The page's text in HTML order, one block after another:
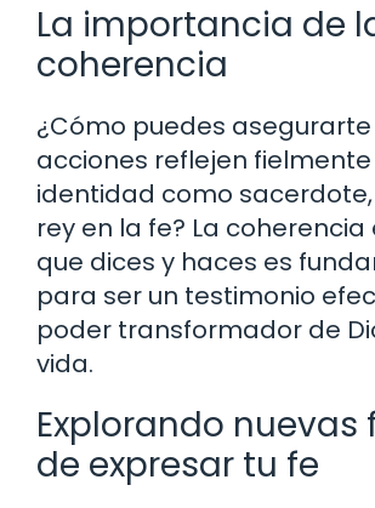
La importancia de
coherencia
¿Cómo puedes
acciones reflejen
identidad como
rey en la fe? La coherencia
que dices y haces es
para ser un testimonio
poder transformador de
vida.
Explorando nuevas
de expresar tu fe